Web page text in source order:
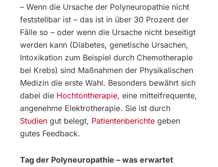
– Wenn die Ursache der Polyneuropathie nicht
feststellbar ist – das ist in über 30 Prozent der
Fälle so – oder wenn die Ursache nicht beseitigt
werden kann (Diabetes, genetische Ursachen,
Intoxikation zum Beispiel durch Chemotherapie
bei Krebs) sind Maßnahmen der Physikalischen
Medizin die erste Wahl. Besonders bewährt sich
dabei die Hochtontherapie, eine mittelfrequente,
angenehme Elektrotherapie. Sie ist durch
Studien gut belegt, Patientenberichte geben
gutes Feedback.
Tag der Polyneuropathie – was erwartet